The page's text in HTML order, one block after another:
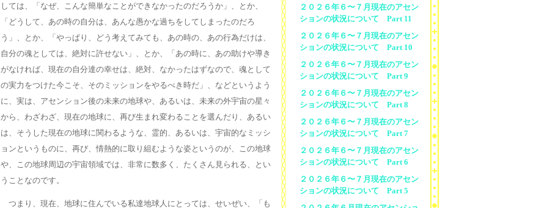
しては、「なぜ、こんな簡単なことができなかったのだろうか」、とか、
「どうして、あの時の自分は、あんな愚かな過ちをしてしまったのだろ
う」、とか、「やっぱり、どう考えてみても、あの時の、あの行為だけは、
自分の魂としては、絶対に許せない」、とか、「あの時に、あの助けや導き
がなければ、現在の自分達の幸せは、絶対、なかったはずなので、魂として
の実力をつけた今こそ、そのミッションをやるべき時だ」、などというよう
に、実は、アセンション後の未来の地球や、あるいは、未来の外宇宙の星々
から、わざわざ、現在の地球に、再び生まれ変わることを選んだり、あるい
は、そうした現在の地球に関わるような、霊的、あるいは、宇宙的なミッシ
ョンというものに、再び、情熱的に取り組むような姿というのが、この地球
や、この地球周辺の宇宙領域では、非常に数多く、たくさん見られる、とい
うことなのです。
つまり、現在、地球に住んでいる私達地球人にとっては、せいぜい、「も
２０２６年６〜７月現在のアセン
ションの状況について Part 11
２０２６年６〜７月現在のアセン
ションの状況について Part 10
２０２６年６〜７月現在のアセン
ションの状況について Part 9
２０２６年６〜７月現在のアセン
ションの状況について Part 8
２０２６年６〜７月現在のアセン
ションの状況について Part 7
２０２６年６〜７月現在のアセン
ションの状況について Part 6
２０２６年６〜７月現在のアセン
ションの状況について Part 5